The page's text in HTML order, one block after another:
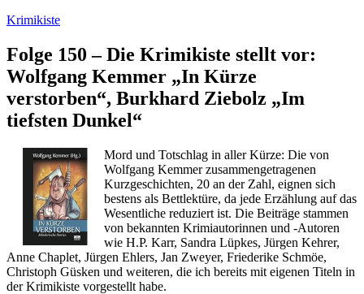
Zum
springen
Krimikiste
Folge 150 – Die Krimikiste stellt vor:
Wolfgang Kemmer „In Kürze
verstorben“, Burkhard Ziebolz „Im
tiefsten Dunkel“
Mord und Totschlag in aller Kürze: Die von
Wolfgang Kemmer zusammengetragenen
Kurzgeschichten, 20 an der Zahl, eignen sich
bestens als Bettlektüre, da jede Erzählung auf das
Wesentliche reduziert ist. Die Beiträge stammen
von bekannten Krimiautorinnen und -Autoren
wie H.P. Karr, Sandra Lüpkes, Jürgen Kehrer,
Anne Chaplet, Jürgen Ehlers, Jan Zweyer, Friederike Schmöe,
Christoph Güsken und weiteren, die ich bereits mit eigenen Titeln in
der Krimikiste vorgestellt habe.